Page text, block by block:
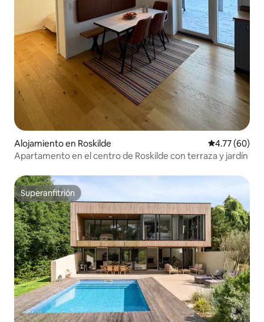
Alojamiento en Roskilde Calificación
4.77 (60)
Apartamento en el centro de Roskilde con terraza y jardín
Superanfitrión
Superanfitrión